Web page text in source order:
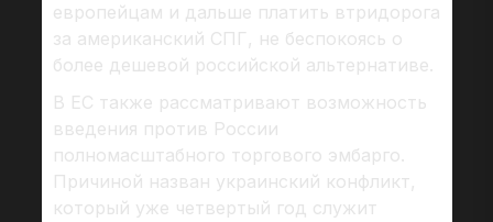
европейцам и дальше платить втридорога
за американский СПГ, не беспокоясь о
более дешевой российской альтернативе.
В ЕС также рассматривают возможность
введения против России
полномасштабного торгового эмбарго.
Причиной назван украинский конфликт,
который уже четвертый год служит